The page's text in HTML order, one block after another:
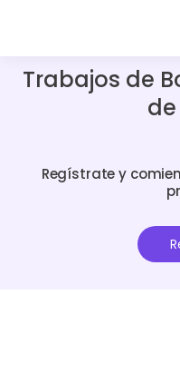
Trabajos de
Regístrate y